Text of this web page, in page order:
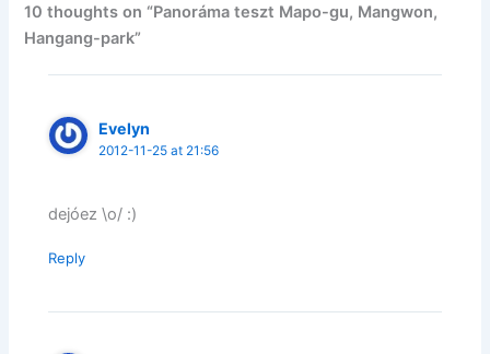
10 thoughts on “Panoráma teszt Mapo-gu, Mangwon,
Hangang-park”
Evelyn
2012-11-25 at 21:56
dejóez \o/ :)
Reply